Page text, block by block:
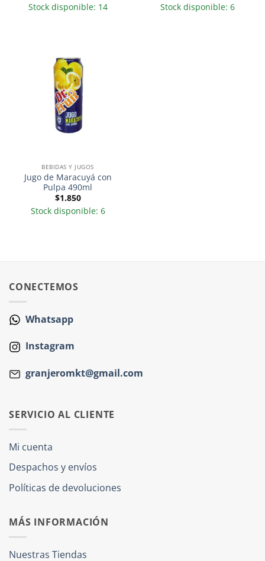
Stock disponible: 14
Stock disponible: 6
BEBIDAS Y JUGOS
Jugo de Maracuyá con
Pulpa 490ml
$1.850
Stock disponible: 6
CONECTEMOS
Whatsapp
Instagram
granjeromkt@gmail.com
SERVICIO AL CLIENTE
Mi cuenta
Despachos y envíos
Políticas de devoluciones
MÁS INFORMACIÓN
Nuestras Tiendas